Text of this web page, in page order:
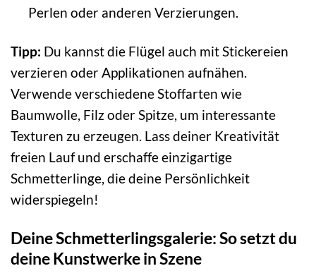
Perlen oder anderen Verzierungen.
Tipp: Du kannst die Flügel auch mit Stickereien
verzieren oder Applikationen aufnähen.
Verwende verschiedene Stoffarten wie
Baumwolle, Filz oder Spitze, um interessante
Texturen zu erzeugen. Lass deiner Kreativität
freien Lauf und erschaffe einzigartige
Schmetterlinge, die deine Persönlichkeit
widerspiegeln!
Deine Schmetterlingsgalerie: So setzt du
deine Kunstwerke in Szene